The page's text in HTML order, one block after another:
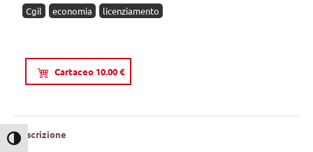
Attiva/disattiva alto contrasto
Cgil
economia licenziamento
Cartaceo 10.00 €
Descrizione